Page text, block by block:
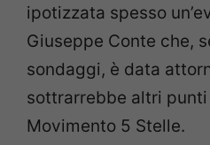
ipotizzata spesso
Giuseppe Conte che,
sondaggi, è data
sottrarrebbe altri
Movimento 5 Stelle.